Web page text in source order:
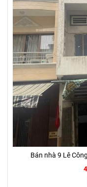
Bán nhà 9 Lê